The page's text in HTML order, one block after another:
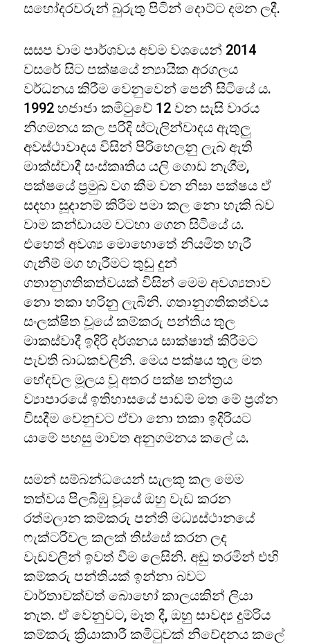
සහෝදරවරුන් බුරුතු පිටින් දොට්ට දමන ලදී.
සසප වාම පාර්ශවය අවම වශයෙන් 2014
වසරේ සිට පක්ෂයේ න්‍යායික අරගලය
වර්ධනය කිරීම වෙනුවෙන් පෙනී සිටියේ ය.
1992 හජාජා කමිටුවේ 12 වන සැසි වාරය
නිගමනය කල පරිදි ස්ටැලින්වාදය ඇතුලු
අවස්ථාවාදය විසින් පිරිහෙලනු ලැබ ඇති
මාක්ස්වාදී සංස්කෘතිය යලි ගොඩ නැගීම,
පක්ෂයේ ප්‍රමුඛ වග කීම වන නිසා පක්ෂය ඒ
සදහා සූදානම් කිරීම පමා කල නො හැකි බව
වාම කන්ඩායම වටහා ගෙන සිටියේ ය.
එහෙත් අවශ්‍ය මොහොතේ නියමිත හැරී
ගැනීම් මග හැරීමට තුඩු දුන්
ගතානුගතිකත්වයක් විසින් මෙම අවශ්‍යතාව
නො තකා හරිනු ලැබිනි. ගතානුගතිකත්වය
සංලක්ෂිත වූයේ කම්කරු පන්තිය තුල
මාකස්වාදී ඉදිරි දර්ශනය සාක්ෂාත් කිරීමට
පැවති බාධකවලිනි. මෙය පක්ෂය තුල මත
භේදවල මූලය වූ අතර පක්ෂ තන්ත්‍රය
ව්‍යාපාරයේ ඉතිහාසයේ පාඩම් මත මේ ප්‍රශ්න
විසදීම වෙනුවට ඒවා නො තකා ඉදිරියට
යාමේ පහසු මාවත අනුගමනය කලේ ය.
සමන් සම්බන්ධයෙන් සැලකූ කල මෙම
තත්වය පිලබිඹු වූයේ ඔහු වැඩ කරන
රත්මලාන කම්කරු පන්ති මධ්‍යස්ථානයේ
ෆැක්ටරිවල කලක් තිස්සේ කරන ලද
වැඩවලින් ඉවත් වීම ලෙසිනි. අඩු තරමින් එහි
කම්කරු පන්තියක් ඉන්නා බවට
වාර්තාවක්වත් බොහෝ කාලයකින් ලියා
නැත. ඒ වෙනුවට, මෑත දී, ඔහු සාවද්‍ය දුම්රිය
කම්කරු ක්‍රියාකාරී කමිටුවක් නිවේදනය කලේ